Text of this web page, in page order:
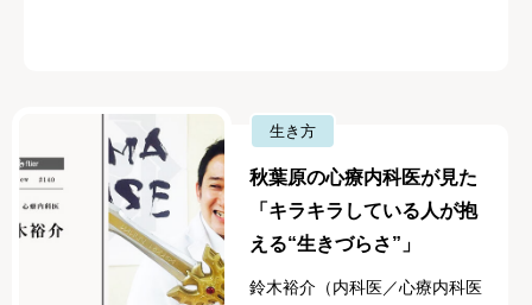
生き方
秋葉原の心療内科医が見た
「キラキラしている人が抱
える“生きづらさ”」
鈴木裕介（内科医／心療内科医